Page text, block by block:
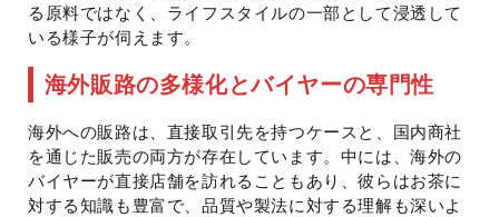
る原料ではなく、ライフスタイルの一部として浸透して
いる様子が伺えます。
海外販路の多様化とバイヤーの専門性
海外への販路は、直接取引先を持つケースと、国内商社
を通じた販売の両方が存在しています。中には、海外の
バイヤーが直接店舗を訪れることもあり、彼らはお茶に
対する知識も豊富で、品質や製法に対する理解も深いよ